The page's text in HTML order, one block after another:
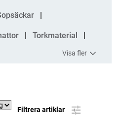
Torkmaterial
Visa fler
Filtrera artiklar